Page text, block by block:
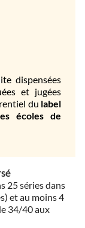
dispensées
et jugées
du label
écoles de
25 séries dans
et au moins 4
34/40 aux